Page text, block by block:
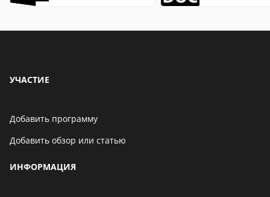
УЧАСТИЕ
Добавить программу
Добавить обзор или статью
ИНФОРМАЦИЯ